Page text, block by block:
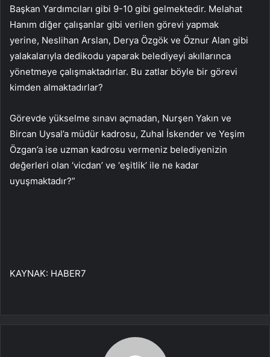
Başkan Yardımcıları gibi 9-10 gibi gelmektedir. Melahat
Hanım diğer çalışanlar gibi verilen görevi yapmak
yerine, Neslihan Arslan, Derya Özgök ve Öznur Alan gibi
yalakalarıyla dedikodu yaparak belediyeyi akıllarınca
yönetmeye çalışmaktadırlar. Bu zatlar böyle bir görevi
kimden almaktadırlar?
Görevde yükselme sınavı açmadan, Nurşen Yakın ve
Bircan Uysal’a müdür kadrosu, Zuhal İskender ve Yeşim
Özgan’a ise uzman kadrosu vermeniz belediyenizin
değerleri olan ‘vicdan’ ve ‘eşitlik’ ile ne kadar
uyuşmaktadır?”
KAYNAK: HABER7